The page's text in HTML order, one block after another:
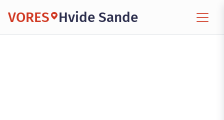
VORES Hvide Sande